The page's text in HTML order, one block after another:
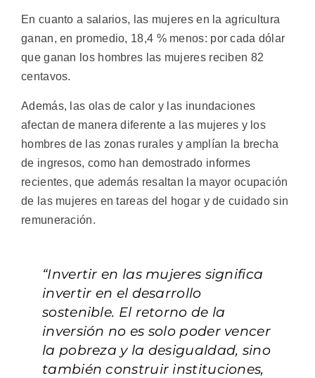
En cuanto a salarios, las mujeres en la agricultura
ganan, en promedio, 18,4 % menos: por cada dólar
que ganan los hombres las mujeres reciben 82
centavos.
Además, las olas de calor y las inundaciones
afectan de manera diferente a las mujeres y los
hombres de las zonas rurales y amplían la brecha
de ingresos, como han demostrado informes
recientes, que además resaltan la mayor ocupación
de las mujeres en tareas del hogar y de cuidado sin
remuneración.
“Invertir en las mujeres significa
invertir en el desarrollo
sostenible. El retorno de la
inversión no es solo poder vencer
la pobreza y la desigualdad, sino
también construir instituciones,